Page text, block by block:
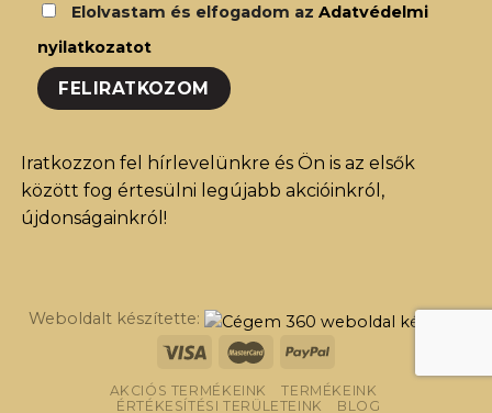
Elolvastam és elfogadom az Adatvédelmi
nyilatkozatot
Iratkozzon fel hírlevelünkre és Ön is az elsők
között fog értesülni legújabb akcióinkról,
újdonságainkról!
Weboldalt készítette:
AKCIÓS TERMÉKEINK
TERMÉKEINK
ÉRTÉKESÍTÉSI TERÜLETEINK
BLOG